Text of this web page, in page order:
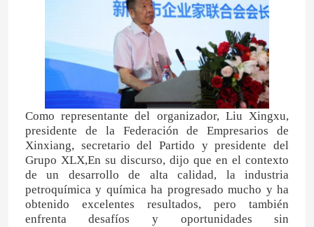
Sobre nosotros
Viaje de la fábrica
Control de calidad
Éntrenos en contacto con
Noticias
Como representante del organizador, Liu Xingxu,
presidente de la Federación de Empresarios de
Xinxiang, secretario del Partido y presidente del
Grupo XLX,En su discurso, dijo que en el contexto
de un desarrollo de alta calidad, la industria
petroquímica y química ha progresado mucho y ha
obtenido excelentes resultados, pero también
enfrenta desafíos y oportunidades sin